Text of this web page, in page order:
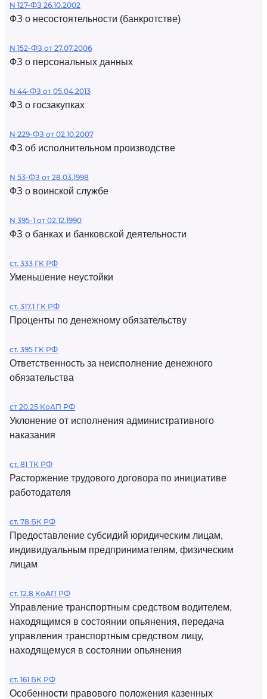
N 127-ФЗ 26.10.2002
ФЗ о несостоятельности (банкротстве)
N 152-ФЗ от 27.07.2006
ФЗ о персональных данных
N 44-ФЗ от 05.04.2013
ФЗ о госзакупках
N 229-ФЗ от 02.10.2007
ФЗ об исполнительном производстве
N 53-ФЗ от 28.03.1998
ФЗ о воинской службе
N 395-1 от 02.12.1990
ФЗ о банках и банковской деятельности
ст. 333 ГК РФ
Уменьшение неустойки
ст. 317.1 ГК РФ
Проценты по денежному обязательству
ст. 395 ГК РФ
Ответственность за неисполнение денежного
обязательства
ст 20.25 КоАП РФ
Уклонение от исполнения административного
наказания
ст. 81 ТК РФ
Расторжение трудового договора по инициативе
работодателя
ст. 78 БК РФ
Предоставление субсидий юридическим лицам,
индивидуальным предпринимателям, физическим
лицам
ст. 12.8 КоАП РФ
Управление транспортным средством водителем,
находящимся в состоянии опьянения, передача
управления транспортным средством лицу,
находящемуся в состоянии опьянения
ст. 161 БК РФ
Особенности правового положения казенных